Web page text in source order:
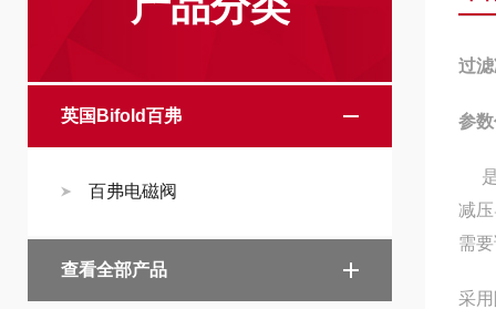
英国Bifold百弗
百弗电磁阀
查看全部产品
过
参
是
减
需
采